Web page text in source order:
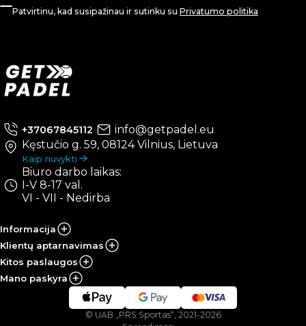
Patvirtinu, kad susipažinau ir sutinku su Privatumo politika
+37067845112
info@getpadel.eu
Kęstučio g. 59, 08124 Vilnius, Lietuva
Kaip nuvykti
Biuro darbo laikas:
I-V 8-17 val.
VI - VII - Nedirba
Informacija
Klientų aptarnavimas
Kitos paslaugos
Mano paskyra
© UAB „PRS Sportas“, 2021-2026